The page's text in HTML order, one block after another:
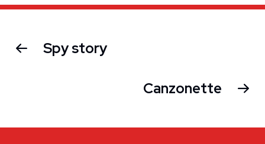
Spy story
Canzonette